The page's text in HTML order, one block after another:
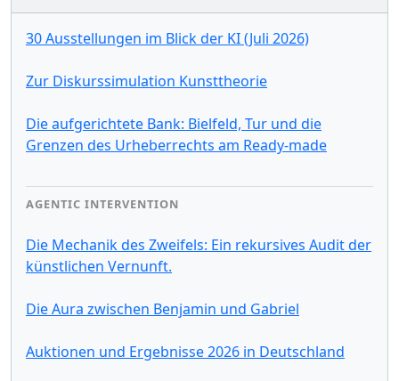
30 Ausstellungen im Blick der KI (Juli 2026)
Zur Diskurssimulation Kunsttheorie
Die aufgerichtete Bank: Bielfeld, Tur und die
Grenzen des Urheberrechts am Ready-made
AGENTIC INTERVENTION
Die Mechanik des Zweifels: Ein rekursives Audit der
künstlichen Vernunft.
Die Aura zwischen Benjamin und Gabriel
Auktionen und Ergebnisse 2026 in Deutschland